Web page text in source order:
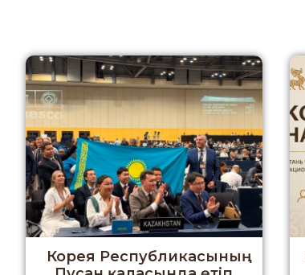
Корея Республикасының